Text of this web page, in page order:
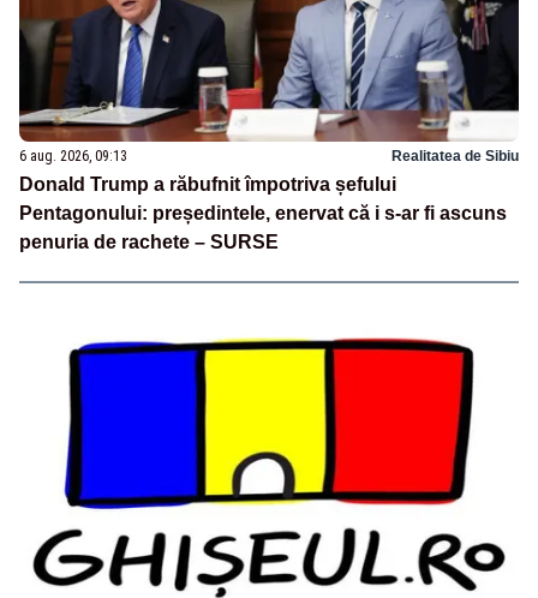
6 aug. 2026, 09:13 Realitatea de Sibiu
Donald Trump a răbufnit împotriva șefului
Pentagonului: președintele, enervat că i s-ar fi ascuns
penuria de rachete – SURSE